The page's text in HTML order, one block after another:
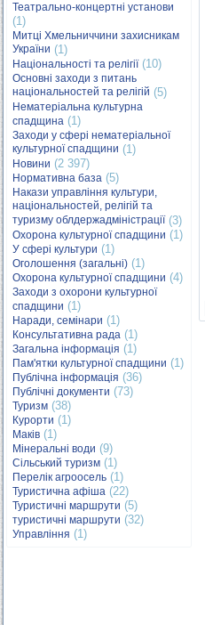
Театрально-концертні установи
(1)
Митці Хмельниччини захисникам
України (1)
Національності та релігії(10)
Основні заходи з питань
національностей та релігій (5)
Нематеріальна культурна
спадщина (1)
Заходи у сфері нематеріальної
культурної спадщини (1)
Новини (2 397)
Нормативна база (5)
Накази управління культури,
національностей, релігій та
туризму облдержадміністрації(3)
Охорона культурної спадщини (1)
У сфері культури (1)
Оголошення (загальні) (1)
Охорона культурної спадщини (4)
Заходи з охорони культурної
спадщини (1)
Наради, семінари (1)
Консультативна рада (1)
Загальна інформація (1)
Пам'ятки культурної спадщини (1)
Публічна інформація (36)
Публічні документи (73)
Туризм (38)
Курорти (1)
Маків (1)
Мінеральні води (9)
Сільський туризм (1)
Перелік агроосель (1)
Туристична афіша (22)
Туристичні маршрути (5)
туристичні маршрути (32)
Управління (1)